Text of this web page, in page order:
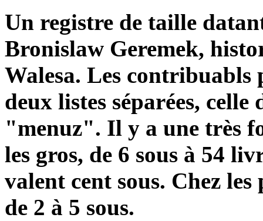
Un registre de taille
Bronislaw Geremek,
Walesa. Les contribuabls
deux listes séparées,
"menuz". Il y a une très
les gros, de 6 sous à 54
valent cent sous. Chez
de 2 à 5 sous.